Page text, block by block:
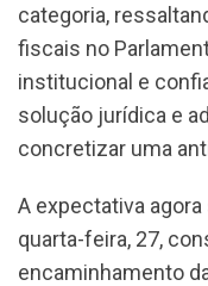
categoria,
fiscais no
institucional e
solução jurídica e
concretizar uma
A expectativa
quarta-feira, 27,
encaminhamento